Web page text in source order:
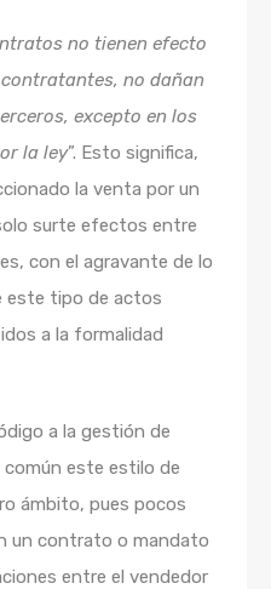
no tienen efecto
no dañan
excepto en los
la ley”. Esto significa,
la venta por un
surte efectos entre
con el agravante de lo
este tipo de actos
a la formalidad
a la gestión de
este estilo de
ámbito, pues pocos
un contrato o mandato
entre el vendedor